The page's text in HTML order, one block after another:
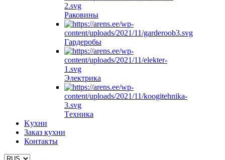
Pаковины
Гардеробы
Электрика
Tехника
Kухни
Заказ кухни
Контакты